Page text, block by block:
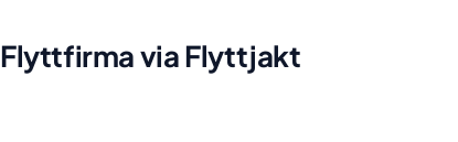
Flyttfirma via Flyttjakt